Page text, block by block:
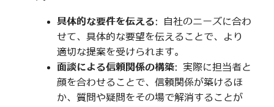
具体的な要件を伝える: 自社のニーズに合わ
せて、具体的な要望を伝えることで、より
適切な提案を受けられます。
面談による信頼関係の構築: 実際に担当者と
顔を合わせることで、信頼関係が築けるほ
か、質問や疑問をその場で解消することが